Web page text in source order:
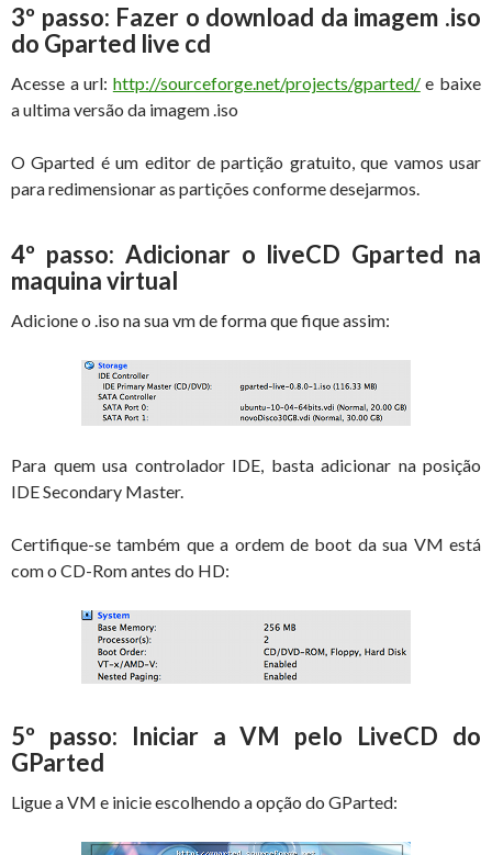
3º passo: Fazer o download da imagem .iso
do Gparted live cd
Acesse a url: http://sourceforge.net/projects/gparted/e baixe
a ultima versão da imagem .iso
O Gparted é um editor de partição gratuito, que vamos usar
para redimensionar as partições conforme desejarmos.
4º passo: Adicionar o liveCD Gparted na
maquina virtual
Adicione o .iso na sua vm de forma que fique assim:
Para quem usa controlador IDE, basta adicionar na posição
IDE Secondary Master.
Certifique-se também que a ordem de boot da sua VM está
com o CD-Rom antes do HD:
5º passo: Iniciar a VM pelo LiveCD do
GParted
Ligue a VM e inicie escolhendo a opção do GParted: